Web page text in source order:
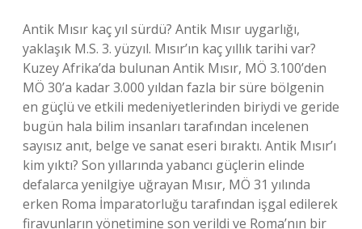
Antik Mısır kaç yıl sürdü? Antik Mısır uygarlığı,
yaklaşık M.S. 3. yüzyıl. Mısır’ın kaç yıllık tarihi var?
Kuzey Afrika’da bulunan Antik Mısır, MÖ 3.100’den
MÖ 30’a kadar 3.000 yıldan fazla bir süre bölgenin
en güçlü ve etkili medeniyetlerinden biriydi ve geride
bugün hala bilim insanları tarafından incelenen
sayısız anıt, belge ve sanat eseri bıraktı. Antik Mısır’ı
kim yıktı? Son yıllarında yabancı güçlerin elinde
defalarca yenilgiye uğrayan Mısır, MÖ 31 yılında
erken Roma İmparatorluğu tarafından işgal edilerek
firavunların yönetimine son verildi ve Roma’nın bir